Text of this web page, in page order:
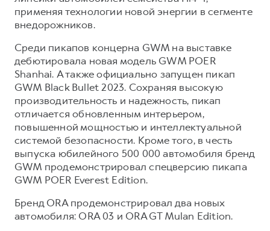
применяя технологии новой энергии в сегменте
внедорожников.
Среди пикапов концерна GWM на выставке
дебютировала новая модель GWM POER
Shanhai. А также официально запущен пикап
GWM Black Bullet 2023. Сохраняя высокую
производительность и надежность, пикап
отличается обновленным интерьером,
повышенной мощностью и интеллектуальной
системой безопасности. Кроме того, в честь
выпуска юбилейного 500 000 автомобиля бренд
GWM продемонстрировал спецверсию пикапа
GWM POER Everest Edition.
Бренд ORA продемонстрировал два новых
автомобиля: ORA 03 и ORA GT Mulan Edition.